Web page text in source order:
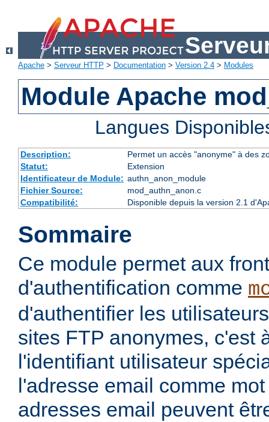
Apache > Serveur HTTP > Documentation > Version 2.4 > Modules
Module Apache
Langues
Description:
Permet un accès "anonyme" à des
Statut:
Extension
Identificateur de Module: authn_anon_module
Fichier Source:
mod_authn_anon.c
Compatibilité:
Disponible depuis la version 2.1
Sommaire
Ce module permet aux
d'authentification comme
d'authentifier les
sites FTP anonymes, c'est
l'identifiant utilisateur
l'adresse email comme
adresses email peuvent